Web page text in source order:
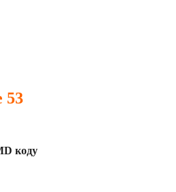
53
коду